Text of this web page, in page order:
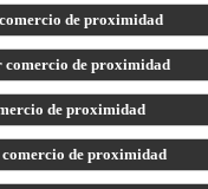
de proximidad
comercio de proximidad
de proximidad
de proximidad